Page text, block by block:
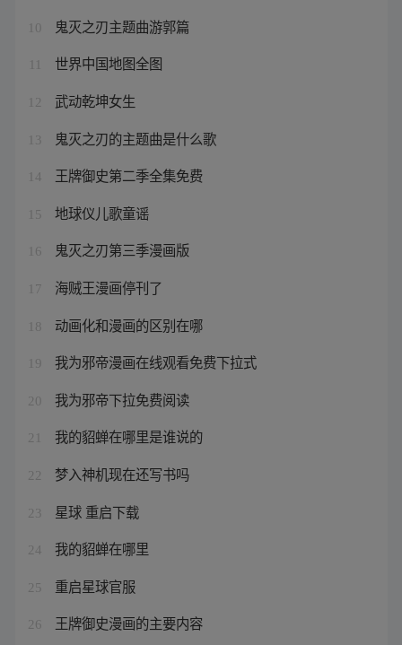
10 鬼灭之刃主题曲游郭篇
世界中国地图全图
12 武动乾坤女生
13 鬼灭之刃的主题曲是什么歌
14 王牌御史第二季全集免费
15 地球仪儿歌童谣
16 鬼灭之刃第三季漫画版
17 海贼王漫画停刊了
18 动画化和漫画的区别在哪
19 我为邪帝漫画在线观看免费下拉式
20 我为邪帝下拉免费阅读
21 我的貂蝉在哪里是谁说的
22 梦入神机现在还写书吗
23 星球 重启下载
24 我的貂蝉在哪里
25 重启星球官服
26 王牌御史漫画的主要内容